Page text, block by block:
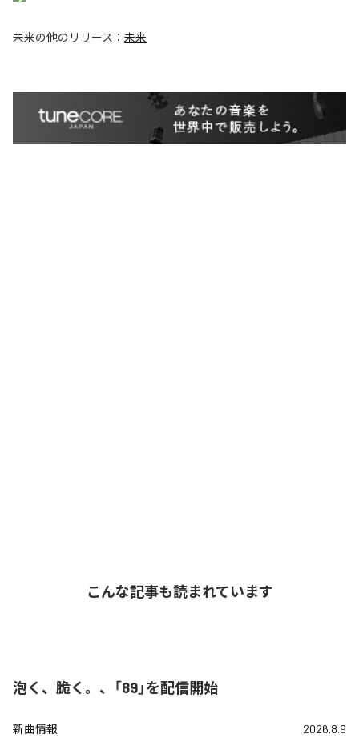
未来の他のリリース： 未来
こんな記事も読まれています
泡く、脆く。、「89」を配信開始
新曲情報 2026.8.9